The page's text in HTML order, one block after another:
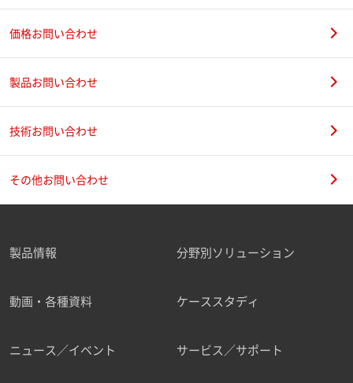
価格お問い合わせ
製品お問い合わせ
技術お問い合わせ
その他お問い合わせ
製品情報 分野別ソリューション
動画・各種資料 ケーススタディ
ニュース／イベント サービス／サポート